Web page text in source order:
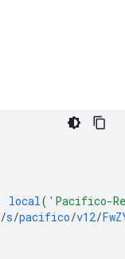
local ( 'Pacifico-
/s/pacifico/v12/